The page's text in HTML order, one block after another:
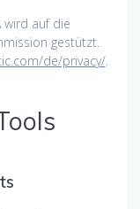
wird auf die
gestützt.
de/privacy/.